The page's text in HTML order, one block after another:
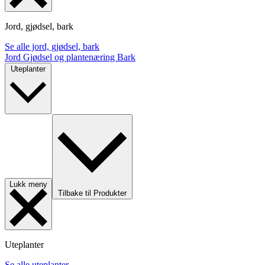
Jord, gjødsel, bark
Se alle jord, gjødsel, bark
Jord Gjødsel og plantenæring Bark
Uteplanter
Lukk meny
Tilbake til Produkter
Uteplanter